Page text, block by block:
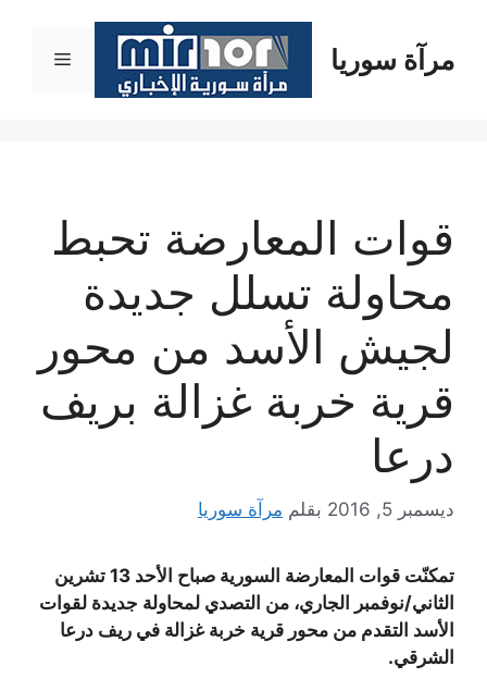
المحتوىمرآة سوريا القائمة
قوات المعارضة تحبط
محاولة تسلل جديدة
لجيش الأسد من محور
قرية خربة غزالة بريف
درعا
ديسمبر 5, 2016 بقلم مرآة سوريا
تمكنّت قوات المعارضة السورية صباح الأحد 13 تشرين
الثاني/نوفمبر الجاري، من التصدي لمحاولة جديدة لقوات
الأسد التقدم من محور قرية خربة غزالة في ريف درعا
الشرقي.